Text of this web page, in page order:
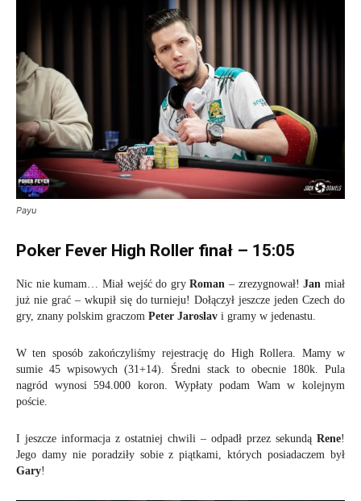
Payu
Poker Fever High Roller finał – 15:05
Nic nie kumam… Miał wejść do gryRoman – zrezygnował!Jan miał
już nie grać – wkupił się do turnieju! Dołączył jeszcze jeden Czech do
gry, znany polskim graczom Peter Jaroslav i gramy w jedenastu.
W ten sposób zakończyliśmy rejestrację do High Rollera. Mamy w
sumie 45 wpisowych (31+14). Średni stack to obecnie 180k. Pula
nagród wynosi 594.000 koron. Wypłaty podam Wam w kolejnym
poście.
I jeszcze informacja z ostatniej chwili – odpadł przez sekundą Rene!
Jego damy nie poradziły sobie z piątkami, których posiadaczem był
Gary!